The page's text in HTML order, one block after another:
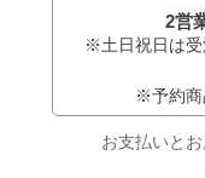
2営
※土日祝日は受
※予約商
お支払いと